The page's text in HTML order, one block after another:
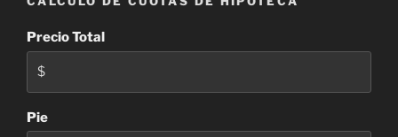
Precio Total
Pie